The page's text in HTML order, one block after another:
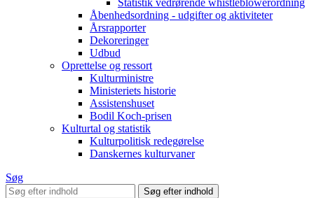
Statistik vedrørende whistleblowerordning
Åbenhedsordning - udgifter og aktiviteter
Årsrapporter
Dekoreringer
Udbud
Oprettelse og ressort
Kulturministre
Ministeriets historie
Assistenshuset
Bodil Koch-prisen
Kulturtal og statistik
Kulturpolitisk redegørelse
Danskernes kulturvaner
Søg